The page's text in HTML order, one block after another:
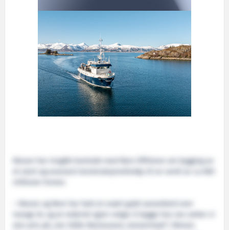
Kleven har inngått kontrakt med Rem Offshore om bygging av
et stort og avansert konstruksjonsfartøy til en verdi av ca 600
– Kleven og Rem har hatt et svært godt samarbeid over
mange år, og at rederiet igjen velger å bygge hos oss setter vi